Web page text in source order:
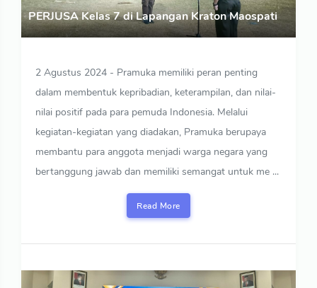
PERJUSA Kelas 7 di Lapangan Kraton Maospati
2 Agustus 2024 - Pramuka memiliki peran penting
dalam membentuk kepribadian, keterampilan, dan nilai-
nilai positif pada para pemuda Indonesia. Melalui
kegiatan-kegiatan yang diadakan, Pramuka berupaya
membantu para anggota menjadi warga negara yang
bertanggung jawab dan memiliki semangat untuk me ...
Read More